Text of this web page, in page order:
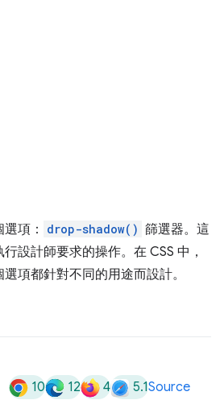
項： drop-shadow() 篩選器。這
設計師要求的操作。在 CSS 中，
項都針對不同的用途而設計。
10 12 4 5.1Source